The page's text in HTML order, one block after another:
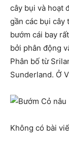
cây bụi và hoạt
gần các bụi cây
bướm cái bay
bởi phân động
Phân bố từ
Sunderland. Ở
Không có bài